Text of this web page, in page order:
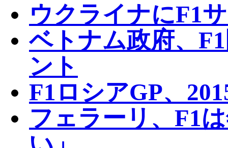
ウクライナにF1
ベトナム政府、
ント
F1ロシアGP、
フェラーリ、F1